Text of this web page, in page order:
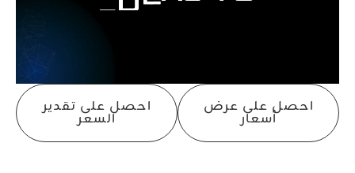
احصل على عرض
أسعار
احصل على تقدير
السعر